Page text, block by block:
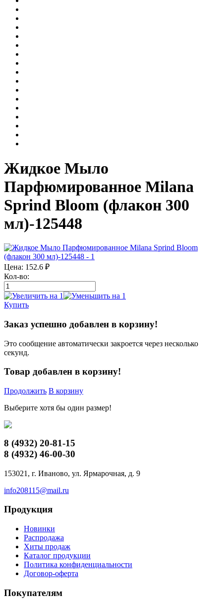
Жидкое Мыло
Парфюмированное Milana
Sprind Bloom (флакон 300
мл)-125448
Цена: 152.6 ₽
Кол-во:
Купить
Заказ успешно добавлен в корзину!
Это сообщение автоматически закроется через несколько
секунд.
Товар добавлен в корзину!
Продолжить В корзину
Выберите хотя бы один размер!
8 (4932) 20-81-15
8 (4932) 46-00-30
153021, г. Иваново, ул. Ярмарочная, д. 9
info208115@mail.ru
Продукция
Новинки
Распродажа
Хиты продаж
Каталог продукции
Политика конфиденциальности
Договор-оферта
Покупателям